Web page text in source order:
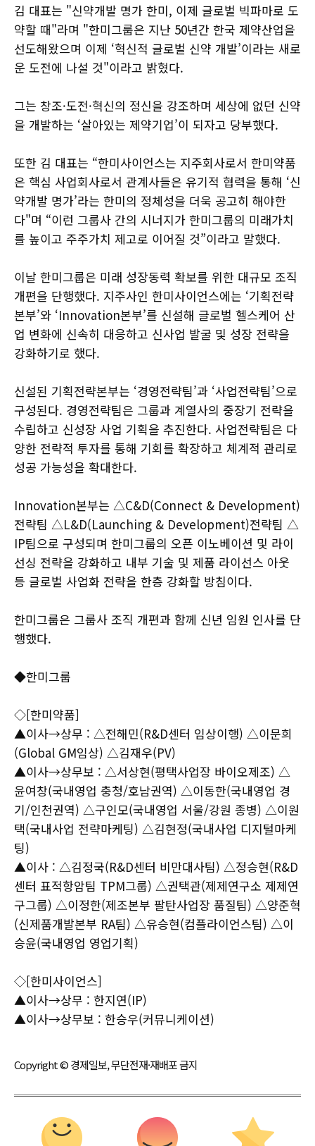
김 대표는 "신약개발 명가 한미, 이제 글로벌 빅파마로 도
약할 때"라며 "한미그룹은 지난 50년간 한국 제약산업을
선도해왔으며 이제 ‘혁신적 글로벌 신약 개발’이라는 새로
운 도전에 나설 것"이라고 밝혔다.
그는 창조·도전·혁신의 정신을 강조하며 세상에 없던 신약
을 개발하는 ‘살아있는 제약기업’이 되자고 당부했다.
또한 김 대표는 “한미사이언스는 지주회사로서 한미약품
은 핵심 사업회사로서 관계사들은 유기적 협력을 통해 ‘신
약개발 명가’라는 한미의 정체성을 더욱 공고히 해야한
다"며 “이런 그룹사 간의 시너지가 한미그룹의 미래가치
를 높이고 주주가치 제고로 이어질 것”이라고 말했다.
이날 한미그룹은 미래 성장동력 확보를 위한 대규모 조직
개편을 단행했다. 지주사인 한미사이언스에는 ‘기획전략
본부’와 ‘Innovation본부’를 신설해 글로벌 헬스케어 산
업 변화에 신속히 대응하고 신사업 발굴 및 성장 전략을
강화하기로 했다.
신설된 기획전략본부는 ‘경영전략팀’과 ‘사업전략팀’으로
구성된다. 경영전략팀은 그룹과 계열사의 중장기 전략을
수립하고 신성장 사업 기획을 추진한다. 사업전략팀은 다
양한 전략적 투자를 통해 기회를 확장하고 체계적 관리로
성공 가능성을 확대한다.
Innovation본부는 △C&D(Connect & Development)
전략팀 △L&D(Launching & Development)전략팀 △
IP팀으로 구성되며 한미그룹의 오픈 이노베이션 및 라이
선싱 전략을 강화하고 내부 기술 및 제품 라이선스 아웃
등 글로벌 사업화 전략을 한층 강화할 방침이다.
한미그룹은 그룹사 조직 개편과 함께 신년 임원 인사를 단
행했다.
◆한미그룹
◇[한미약품]
▲이사→상무 : △전해민(R&D센터 임상이행) △이문희
(Global GM임상) △김재우(PV)
▲이사→상무보 : △서상현(평택사업장 바이오제조) △
윤여창(국내영업 충청/호남권역) △이동한(국내영업 경
기/인천권역) △구인모(국내영업 서울/강원 종병) △이원
택(국내사업 전략마케팅) △김현정(국내사업 디지털마케
팅)
▲이사 : △김정국(R&D센터 비만대사팀) △정승현(R&D
센터 표적항암팀 TPM그룹) △권택관(제제연구소 제제연
구그룹) △이정한(제조본부 팔탄사업장 품질팀) △양준혁
(신제품개발본부 RA팀) △유승현(컴플라이언스팀) △이
승윤(국내영업 영업기획)
◇[한미사이언스]
▲이사→상무 : 한지연(IP)
▲이사→상무보 : 한승우(커뮤니케이션)
Copyright © 경제일보, 무단전재·재배포 금지